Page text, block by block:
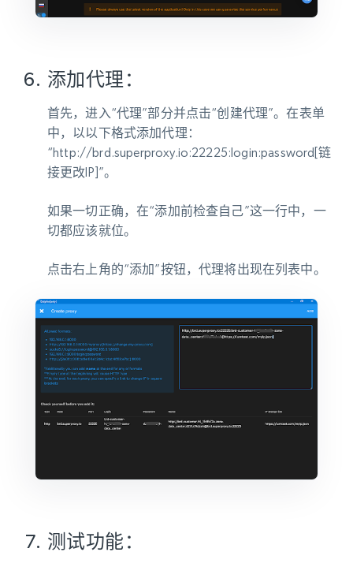
添加代理：
首先，进入“代理”部分并点击“创建代理”。在表单
中，以以下格式添加代理：
“http://brd.superproxy.io:22225:login:password[链
接更改IP]”。
如果一切正确，在“添加前检查自己”这一行中，一
切都应该就位。
点击右上角的“添加”按钮，代理将出现在列表中。
测试功能：